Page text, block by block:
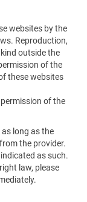
websites by the
Reproduction,
outside the
of the
these websites
of the
long as the
the provider.
as such.
law, please